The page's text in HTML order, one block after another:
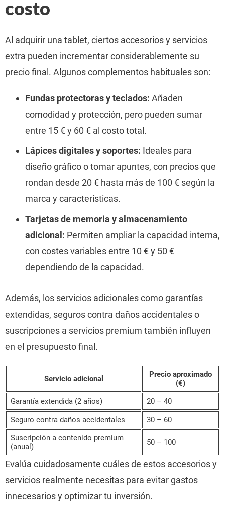
costo
Al adquirir una tablet, ciertos accesorios y servicios
extra pueden incrementar considerablemente su
precio final. Algunos complementos habituales son:
Fundas protectoras y teclados: Añaden
comodidad y protección, pero pueden sumar
entre 15 € y 60 € al costo total.
Lápices digitales y soportes: Ideales para
diseño gráfico o tomar apuntes, con precios que
rondan desde 20 € hasta más de 100 € según la
marca y características.
Tarjetas de memoria y almacenamiento
adicional: Permiten ampliar la capacidad interna,
con costes variables entre 10 € y 50 €
dependiendo de la capacidad.
Además, los servicios adicionales como garantías
extendidas, seguros contra daños accidentales o
suscripciones a servicios premium también influyen
en el presupuesto final.
Servicio adicional
Precio aproximado
(€)
Garantía extendida (2 años)
20 – 40
Seguro contra daños accidentales
30 – 60
Suscripción a contenido premium
(anual)
50 – 100
Evalúa cuidadosamente cuáles de estos accesorios y
servicios realmente necesitas para evitar gastos
innecesarios y optimizar tu inversión.